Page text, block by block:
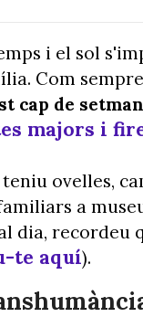
i el sol
Com
cap de
majors i
ovelles,
a
dia,
te aquí).